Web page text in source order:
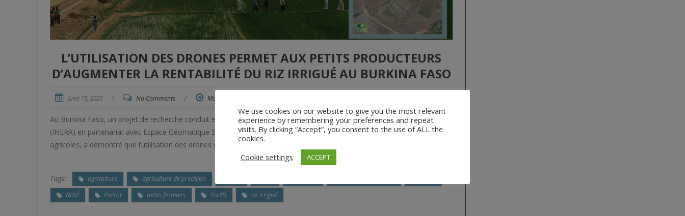
L’UTILISATION DES DRONES PERMET AUX PETITS PRODUCTEURS
D’AUGMENTER LA RENTABILITÉ DU RIZ IRRIGUÉ AU BURKINA FASO
June 15, 2020 / No Comments / More
Au Burkina Faso, un projet de recherche conduit en 2019 par l’Institut de l’Environnement et de Recherches Agricoles
(INERA) en partenariat avec Espace Géomatique SARL, un cabinet spécialisé dans la géomatique et l’utilisation des drones
agricoles, a démontré que l’utilisation des drones représente effectivement pour des petits agriculteurs un système […]
Tags: agriculture agriculture de precision
NDVI
Parrot petits fermiers Pix4D riz irrigué
We use cookies on our website to give you the most relevant
experience by remembering your preferences and repeat
visits. By clicking “Accept”, you consent to the use of ALL the
cookies.
Cookie settings
ACCEPT